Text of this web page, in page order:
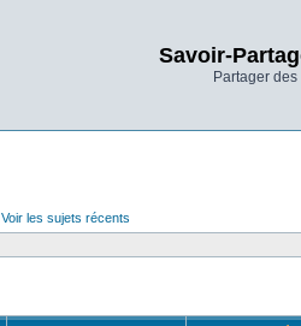
Savoir-
Partager
Voir les sujets récents